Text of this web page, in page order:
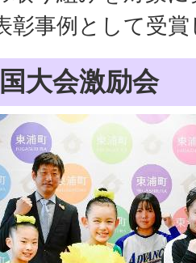
彰事例として受
大会激励会